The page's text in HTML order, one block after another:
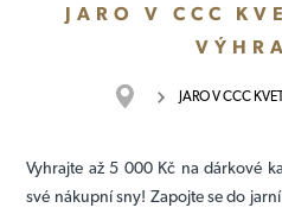
JARO V CCC
JARO V CCC
Vyhrajte až 5 000 Kč na dárkové
své nákupní sny! Zapojte se do